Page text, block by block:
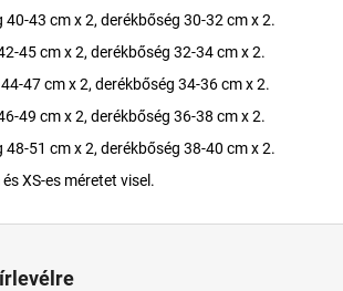
43 cm x 2, derékbőség 30-32 cm x 2.
45 cm x 2, derékbőség 32-34 cm x 2.
47 cm x 2, derékbőség 34-36 cm x 2.
49 cm x 2, derékbőség 36-38 cm x 2.
51 cm x 2, derékbőség 38-40 cm x 2.
XS-es méretet visel.